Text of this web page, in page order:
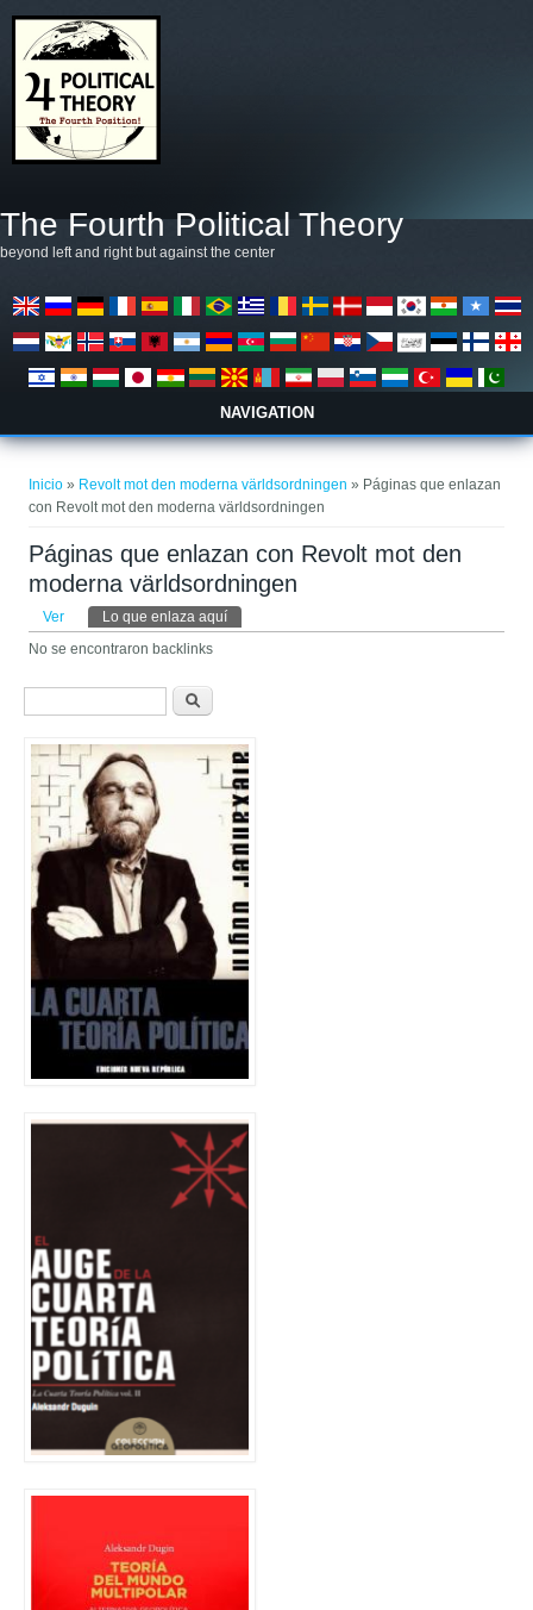
The Fourth Political Theory
beyond left and right but against the center
NAVIGATION
Inicio » Revolt mot den moderna världsordningen » Páginas que enlazan
con Revolt mot den moderna världsordningen
Páginas que enlazan con Revolt mot den
moderna världsordningen
Solapas principales
Ver Lo que enlaza aquí
No se encontraron backlinks
Formulario de búsqueda